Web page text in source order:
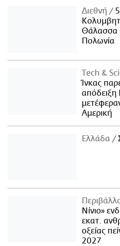
Διεθνή
Θάλασσα
Πολωνία
Τech &
Ίνκας
απόδειξη
Αμερική
Ελλάδα
Νίνιο»
εκατ.
οξείας
2027